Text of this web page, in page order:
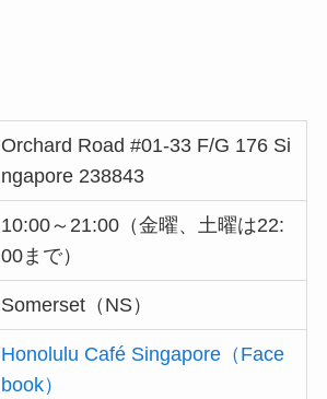
Orchard Road #01-33 F/G 176 Si
ngapore 238843
10:00～21:00（金曜、土曜は22:
00まで）
Somerset（NS）
Honolulu Café Singapore（Face
book）